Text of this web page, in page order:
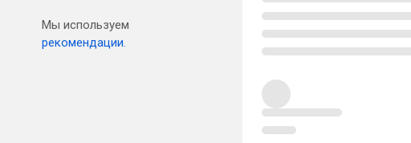
Мы используем
рекомендации.